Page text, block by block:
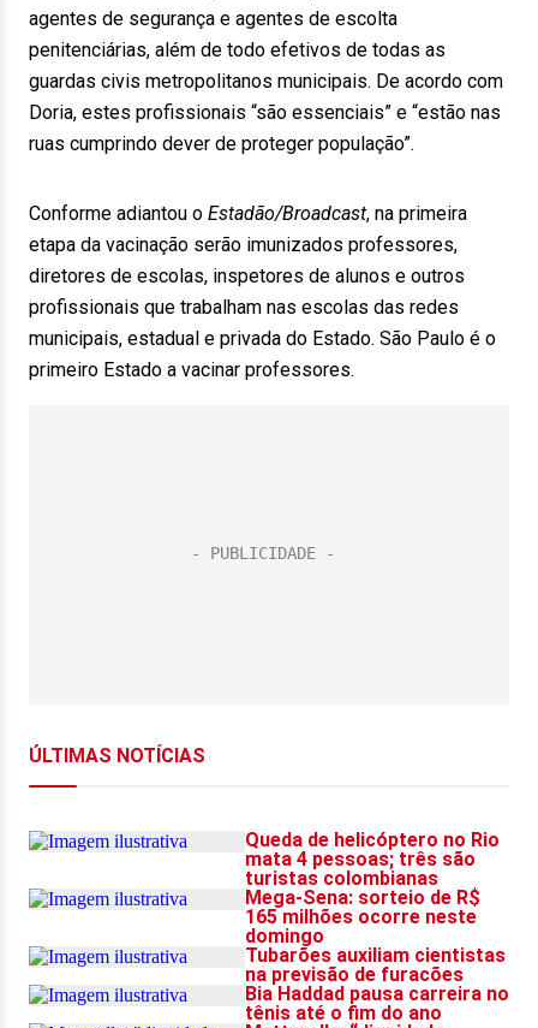
agentes de segurança e agentes de escolta
penitenciárias, além de todo efetivos de todas as
guardas civis metropolitanos municipais. De acordo com
Doria, estes profissionais “são essenciais” e “estão nas
ruas cumprindo dever de proteger população”.
Conforme adiantou o Estadão/Broadcast, na primeira
etapa da vacinação serão imunizados professores,
diretores de escolas, inspetores de alunos e outros
profissionais que trabalham nas escolas das redes
municipais, estadual e privada do Estado. São Paulo é o
primeiro Estado a vacinar professores.